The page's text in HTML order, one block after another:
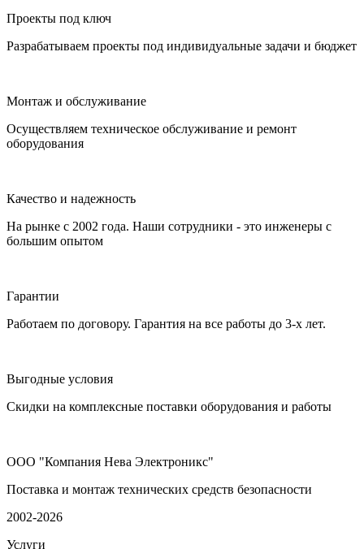
Проекты под ключ
Разрабатываем проекты под индивидуальные задачи и бюджет
Монтаж и обслуживание
Осуществляем техническое обслуживание и ремонт
оборудования
Качество и надежность
На рынке с 2002 года. Наши сотрудники - это инженеры с
большим опытом
Гарантии
Работаем по договору. Гарантия на все работы до 3-х лет.
Выгодные условия
Скидки на комплексные поставки оборудования и работы
ООО "Компания Нева Электроникс"
Поставка и монтаж технических средств безопасности
2002-2026
Услуги